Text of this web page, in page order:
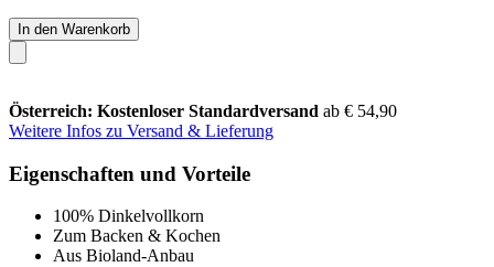
In den Warenkorb
Österreich: Kostenloser Standardversand ab € 54,90
Weitere Infos zu Versand & Lieferung
Eigenschaften und Vorteile
100% Dinkelvollkorn
Zum Backen & Kochen
Aus Bioland-Anbau